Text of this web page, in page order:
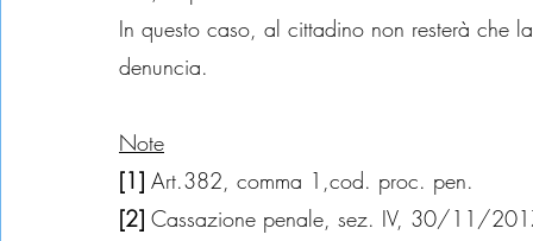
In questo caso, al cittadino non resterà che
denuncia.
Note
[1] Art.382, comma 1,cod. proc. pen.
[2] Cassazione penale, sez. IV, 30/11/